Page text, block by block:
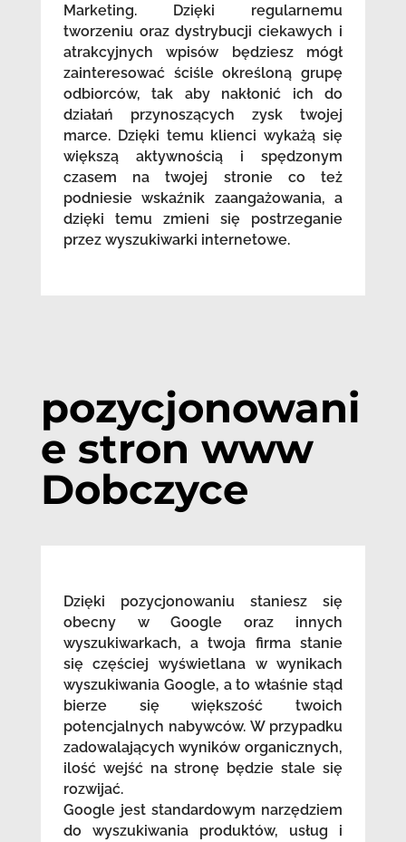
Marketing. Dzięki regularnemu
tworzeniu oraz dystrybucji ciekawych i
atrakcyjnych wpisów będziesz mógł
zainteresować ściśle określoną grupę
odbiorców, tak aby nakłonić ich do
działań przynoszących zysk twojej
marce. Dzięki temu klienci wykażą się
większą aktywnością i spędzonym
czasem na twojej stronie co też
podniesie wskaźnik zaangażowania, a
dzięki temu zmieni się postrzeganie
przez wyszukiwarki internetowe.
pozycjonowani
e stron www
Dobczyce
Dzięki pozycjonowaniu staniesz się
obecny w Google oraz innych
wyszukiwarkach, a twoja firma stanie
się częściej wyświetlana w wynikach
wyszukiwania Google, a to właśnie stąd
bierze się większość twoich
potencjalnych nabywców. W przypadku
zadowalających wyników organicznych,
ilość wejść na stronę będzie stale się
rozwijać.
Google jest standardowym narzędziem
do wyszukiwania produktów, usług i